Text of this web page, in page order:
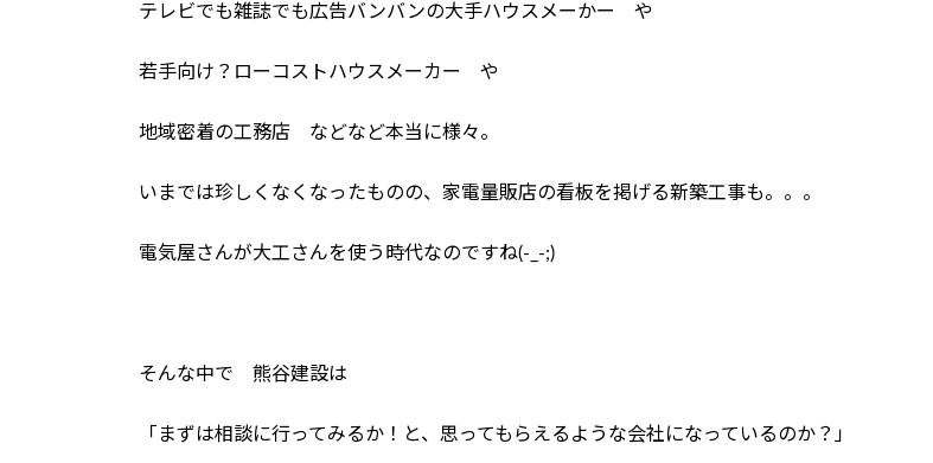
テレビでも雑誌でも広告バンバンの大手ハウスメーかー や
若手向け？ローコストハウスメーカー や
地域密着の工務店 などなど本当に様々。
いまでは珍しくなくなったものの、家電量販店の看板を掲げる新築工事も。。。
電気屋さんが大工さんを使う時代なのですね(-_-;)
そんな中で 熊谷建設は
「まずは相談に行ってみるか！と、思ってもらえるような会社になっているのか？」